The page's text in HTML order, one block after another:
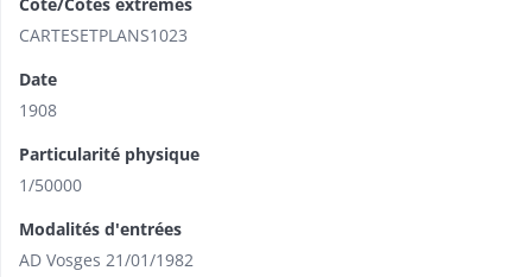
CARTESETPLANS1023
Date
1908
Particularité physique
1/50000
Modalités d'entrées
AD Vosges 21/01/1982